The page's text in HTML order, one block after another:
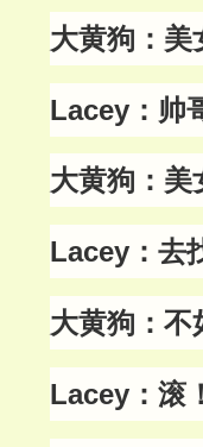
大黄狗：美
Lacey：帅
大黄狗：美
Lacey：去
大黄狗：不
Lacey：滚！